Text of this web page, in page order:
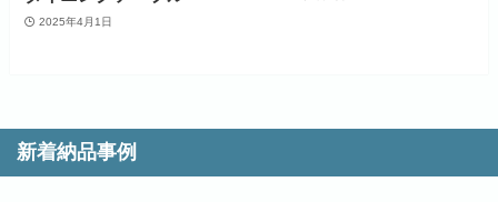
2025年4月1日
新着納品事例